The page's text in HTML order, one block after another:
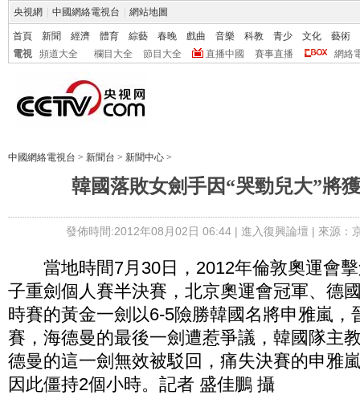
央視網 中國網絡電視台 網站地圖
首頁 新聞 經濟 體育 綜藝 春晚 戲曲 音樂 科教 青少 文化
藝術
電視
頻道大全 欄目大全 節目大全 直播中國 賽事直播 網絡
中國網絡電視台 > 新聞台 > 新聞中心 >
韓國落敗女劍手因“哭勁兒大”將
發佈時間:2012年08月02日 06:44 | 進入復興論壇 | 來源：
當地時間7月30日，2012年倫敦奧運會擊
子重劍個人賽半決賽，北京奧運會冠軍、德
時賽的黃金一劍以6-5險勝韓國名將申雅嵐，
賽，海德曼的最後一劍遭惹爭議，韓國隊主
德曼的這一劍無效被駁回，痛失決賽的申雅
因此僵持2個小時。記者 盛佳鵬 攝